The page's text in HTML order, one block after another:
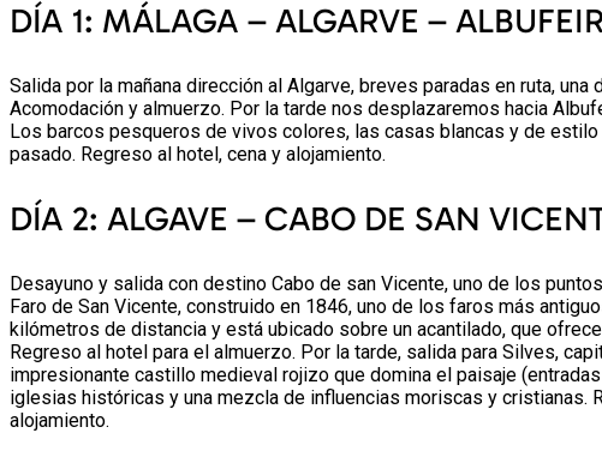
DÍA 1: MÁLAGA – ALGARVE –
Salida por la mañana dirección al Algarve, breves paradas en ruta,
Acomodación y almuerzo. Por la tarde nos desplazaremos hacia
Los barcos pesqueros de vivos colores, las casas blancas y de
pasado. Regreso al hotel, cena y alojamiento.
DÍA 2: ALGAVE – CABO DE SAN
Desayuno y salida con destino Cabo de san Vicente, uno de los
Faro de San Vicente, construido en 1846, uno de los faros más
kilómetros de distancia y está ubicado sobre un acantilado, que
Regreso al hotel para el almuerzo. Por la tarde, salida para Silves,
impresionante castillo medieval rojizo que domina el paisaje
iglesias históricas y una mezcla de influencias moriscas y cristianas.
alojamiento.